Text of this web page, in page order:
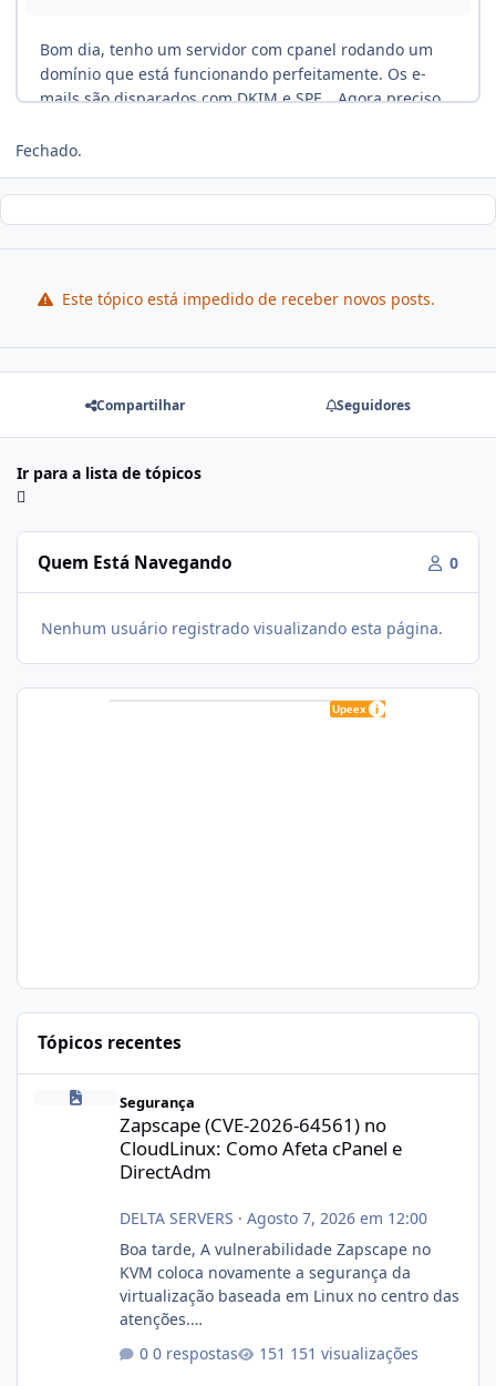
Fechado.
Este tópico está impedido de receber novos posts.
Compartilhar Seguidores
Ir para a lista de tópicos
Quem Está Navegando 0
Nenhum usuário registrado visualizando esta página.
Tópicos recentes
Segurança
Zapscape (CVE-2026-64561) no
CloudLinux: Como Afeta cPanel e
DirectAdm
DELTA SERVERS · Agosto 7, 2026 em 12:00
Boa tarde, A vulnerabilidade Zapscape no
KVM coloca novamente a segurança da
virtualização baseada em Linux no centro das
atenções.
xjx23zz5f Criamos uma breve explicação:
0 respostas 151 visualizações